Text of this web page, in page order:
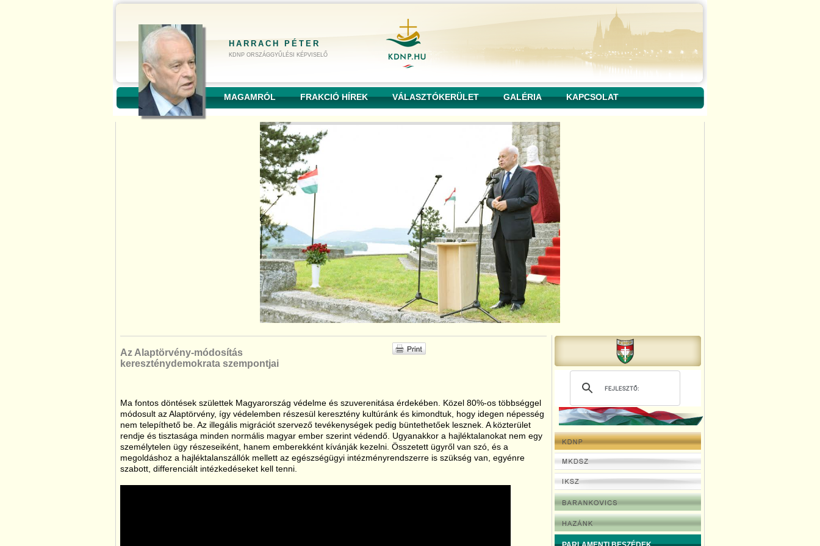
HARRACH PÉTER
KDNP ORSZÁGGYŰLÉSI KÉPVISELŐ
MAGAMRÓL FRAKCIÓ HÍREK VÁLASZTÓKERÜLET GALÉRIA KAPCSOLAT
Az Alaptörvény-módosítás
kereszténydemokrata szempontjai
Ma fontos döntések születtek Magyarország védelme és szuverenitása érdekében. Közel 80%-os többséggel
módosult az Alaptörvény, így védelemben részesül keresztény kultúránk és kimondtuk, hogy idegen népesség
nem telepíthető be. Az illegális migrációt szervező tevékenységek pedig büntethetőek lesznek. A közterület
rendje és tisztasága minden normális magyar ember szerint védendő. Ugyanakkor a hajléktalanokat nem egy
személytelen ügy részeseiként, hanem emberekként kívánják kezelni. Összetett ügyről van szó, és a
megoldáshoz a hajléktalanszállók mellett az egészségügyi intézményrendszerre is szükség van, egyénre
szabott, differenciált intézkedéseket kell tenni.